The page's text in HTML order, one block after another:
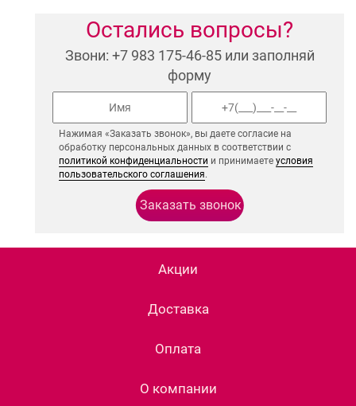
Остались вопросы?
Звони: +7 983 175-46-85 или заполняй
форму
Нажимая «Заказать звонок», вы даете согласие на
обработку персональных данных в соответствии с
политикой конфиденциальности и принимаетеусловия
пользовательского соглашения.
Акции
Доставка
Оплата
О компании